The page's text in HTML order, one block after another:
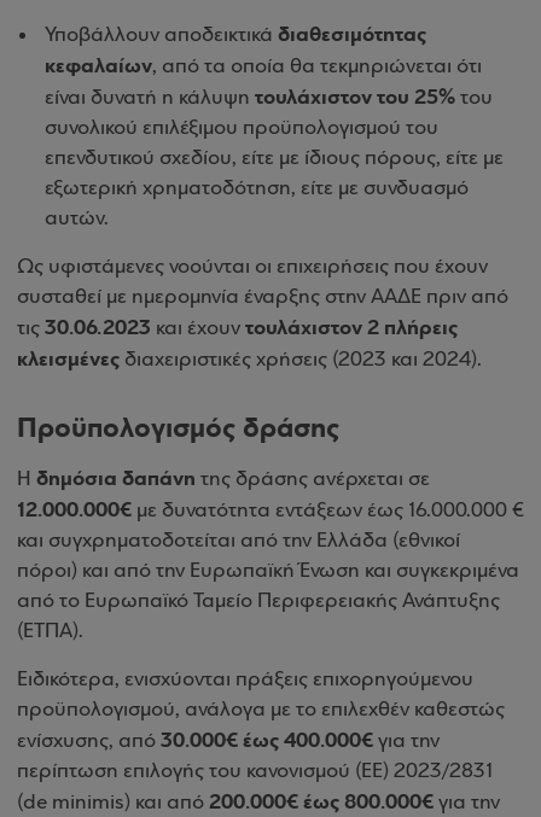
Υποβάλλουν αποδεικτικά διαθεσιμότητας
κεφαλαίων, από τα οποία θα τεκμηριώνεται ότι
είναι δυνατή η κάλυψη τουλάχιστον του 25% του
συνολικού επιλέξιμου προϋπολογισμού του
επενδυτικού σχεδίου, είτε με ίδιους πόρους, είτε με
εξωτερική χρηματοδότηση, είτε με συνδυασμό
αυτών.
Ως υφιστάμενες νοούνται οι επιχειρήσεις που έχουν
συσταθεί με ημερομηνία έναρξης στην ΑΑΔΕ πριν από
τις 30.06.2023 και έχουν τουλάχιστον 2 πλήρεις
κλεισμένες διαχειριστικές χρήσεις (2023 και 2024).
Προϋπολογισμός δράσης
Η δημόσια δαπάνη της δράσης ανέρχεται σε
12.000.000€ με δυνατότητα εντάξεων έως 16.000.000 €
και συγχρηματοδοτείται από την Ελλάδα (εθνικοί
πόροι) και από την Ευρωπαϊκή Ένωση και συγκεκριμένα
από το Ευρωπαϊκό Ταμείο Περιφερειακής Ανάπτυξης
(ΕΤΠΑ).
Ειδικότερα, ενισχύονται πράξεις επιχορηγούμενου
προϋπολογισμού, ανάλογα με το επιλεχθέν καθεστώς
ενίσχυσης, από 30.000€ έως 400.000€ για την
περίπτωση επιλογής του κανονισμού (ΕΕ) 2023/2831
(de minimis) και από 200.000€ έως 800.000€ για την